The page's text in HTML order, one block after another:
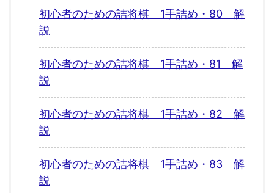
初心者のための詰将棋 1手詰め・80 解
説
初心者のための詰将棋 1手詰め・81 解
説
初心者のための詰将棋 1手詰め・82 解
説
初心者のための詰将棋 1手詰め・83 解
説